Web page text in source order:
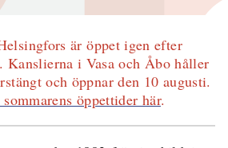
är öppet igen efter
Kanslierna i Vasa och Åbo håller
och öppnar den 10 augusti.
öppettider här.